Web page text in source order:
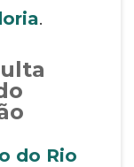
.
do Rio